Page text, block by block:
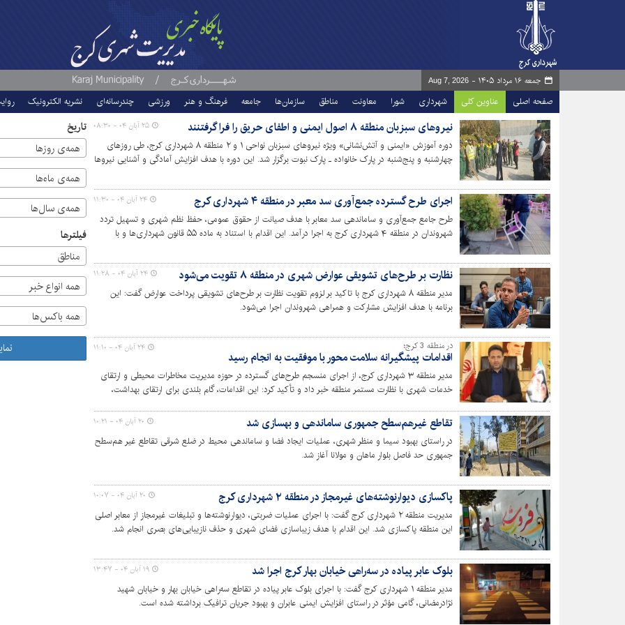
جمعه ۱۶ مرداد ۱۴۰۵ - Aug 7, 2026
صفحه اصلی عناوین کلی شهرداری شورا معاونت مناطق سازمان‌ها جامعه فرهنگ و هنر ورزشی چندرسانه‌ای نشریه الکترونیک
نیروهای سبزبان منطقه ۸ اصول ایمنی و اطفای حریق را فرا گرفتنند
دوره آموزش «ایمنی و آتش‌نشانی» ویژه نیروهای سبزبان نواحی ۱ و ۲ منطقه ۸ شهرداری کرج، طی روزهای
چهارشنبه و پنج‌شنبه در پارک خانواده ـ پارک نبوت برگزار شد. این دوره با هدف افزایش آمادگی و آشنایی نیروها
۲۵ آبان ۰۴ - ۰۸:۳۰
اجرای طرح گسترده جمع‌آوری سد معبر در منطقه ۴ شهرداری کرج
طرح جامع جمع‌آوری و ساماندهی سد معابر با هدف صیانت از حقوق عمومی، حفظ نظم شهری و تسهیل تردد
شهروندان در منطقه ۴ شهرداری کرج به اجرا درآمد. این اقدام با استناد به ماده ۵۵ قانون شهرداری‌ها و با
۲۴ آبان ۰۴ - ۱۱:۳۰
نظارت بر طرح‌های تشویقی عوارض شهری در منطقه ۸ تقویت می‌شود
مدیر منطقه ۸ شهرداری کرج با تاکید بر لزوم تقویت نظارت بر طرح‌های تشویقی پرداخت عوارض گفت: این
برنامه با هدف افزایش مشارکت و همراهی شهروندان اجرا می‌شود.
۲۴ آبان ۰۴ - ۱۱:۲۸
در منطقه 3 کرج؛
اقدامات پیشگیرانه سلامت محور با موفقیت به انجام رسید
مدیر منطقه ۳ شهرداری کرج، از اجرای منسجم طرح‌های گسترده در حوزه مدیریت مخاطرات محیطی و ارتقای
خدمات شهری با نظارت مستمر منطقه خبر داد و تأکید کرد: این اقدامات، گام بلندی برای ارتقای بهداشت،
۲۴ آبان ۰۴ - ۱۱:۱۰
تقاطع غیرهم‌سطح جمهوری ساماندهی و بهسازی شد
در راستای بهبود سیما و منظر شهری، عملیات ایجاد فضا و ساماندهی محیط در ضلع شرقی تقاطع غیر هم‌سطح
جمهوری حد فاصل بلوار ماهان و مولانا آغاز شد.
۲۰ آبان ۰۴ - ۱۰:۲۱
پاکسازی دیوارنوشته‌های غیرمجاز در منطقه ۲ شهرداری کرج
مدیریت منطقه ۲ شهرداری کرج گفت: با اجرای عملیات ضربتی، دیوارنوشته‌ها و تبلیغات غیرمجاز از معابر اصلی
این منطقه پاکسازی شد. این اقدام با هدف زیباسازی فضای شهری و حذف نازیبایی‌های بصری انجام شد.
۲۰ آبان ۰۴ - ۱۰:۰۷
بلوک عابر پیاده در سه‌راهی خیابان بهار کرج اجرا شد
مدیر منطقه ۱ شهرداری کرج گفت: با اجرای بلوک عابر پیاده در تقاطع سه‌راهی خیابان بهار و خیابان شهید
نژادرمضانی، گامی مؤثر در راستای افزایش ایمنی عابران و بهبود جریان ترافیک برداشته شده است.
۱۹ آبان ۰۴ - ۱۳:۴۷
تاریخ
همه‌ی روزها
همه‌ی ماه‌ها
همه‌ی سال‌ها
فیلترها
مناطق
همه انواع خبر
همه باکس‌ها